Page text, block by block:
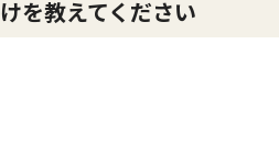
を教えてください